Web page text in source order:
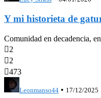
Y mi historieta de
Comunidad en decadencia,
2
2
473
Leonmanso44 • 17/12/2025